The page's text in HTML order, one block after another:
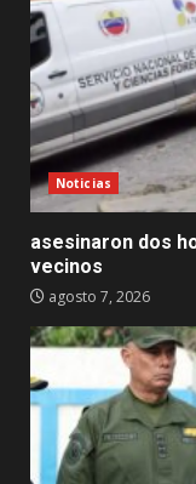
Noticias
asesinaron dos
vecinos
agosto 7, 2026